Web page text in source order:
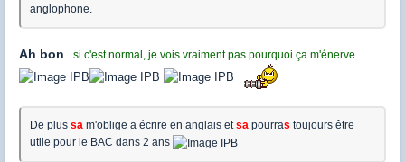
anglophone.
Ah bon...si c'est normal, je vois vraiment pas pourquoi ça m'énerve
De plus sa m'oblige a écrire en anglais etsa pourras toujours être
utile pour le BAC dans 2 ans